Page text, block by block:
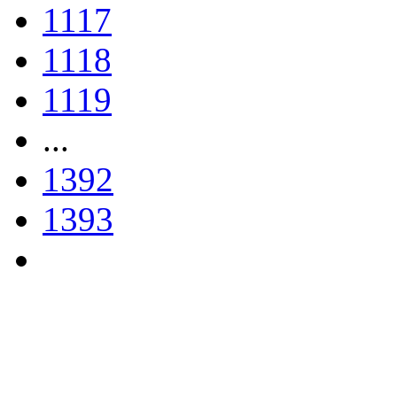
1117
1118
1119
...
1392
1393